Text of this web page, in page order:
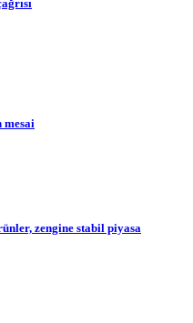
mesai
zengine stabil piyasa